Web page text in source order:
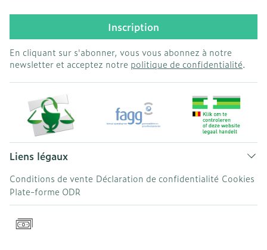
Inscription
En cliquant sur s'abonner, vous vous abonnez à notre
newsletter et acceptez notre politique de confidentialité.
Liens légaux
Conditions de vente Déclaration de confidentialité Cookies
Plate-forme ODR